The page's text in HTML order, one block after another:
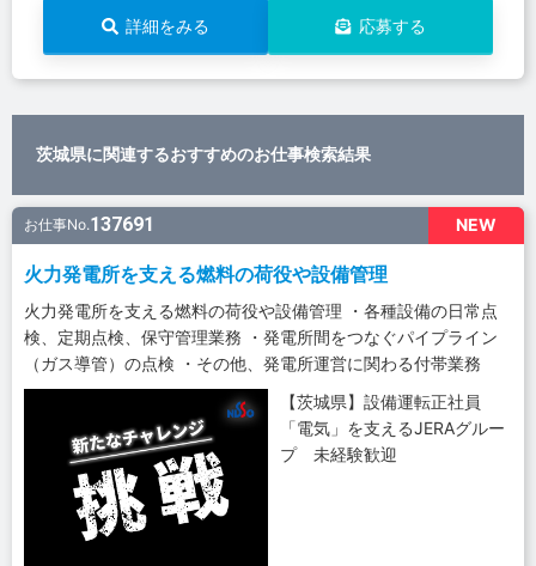
詳細をみる 応募する
茨城県に関連するおすすめのお仕事検索結果
NEW
お仕事No.137691
火力発電所を支える燃料の荷役や設備管理
火力発電所を支える燃料の荷役や設備管理 ・各種設備の日常点
検、定期点検、保守管理業務 ・発電所間をつなぐパイプライン
（ガス導管）の点検 ・その他、発電所運営に関わる付帯業務
【茨城県】設備運転正社員
「電気」を支えるJERAグルー
プ 未経験歓迎